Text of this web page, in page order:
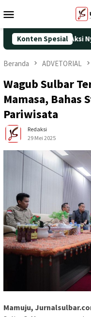
ke
Mobile
Konten Spesial
dengan Aksi Nyata di
Beranda ADVETORIAL
Wagub Sulbar
Mamasa, Bahas
Pariwisata
Redaksi
29 Mei 2025
Mamuju,